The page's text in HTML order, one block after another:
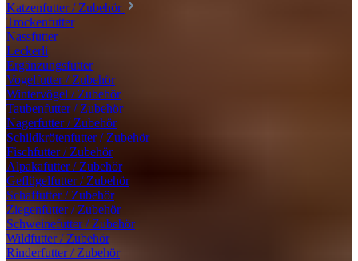
Katzenfutter / Zubehör
Trockenfutter
Nassfutter
Leckerli
Ergänzungsfutter
Vogelfutter / Zubehör
Wintervögel / Zubehör
Taubenfutter / Zubehör
Nagerfutter / Zubehör
Schildkrötenfutter / Zubehör
Fischfutter / Zubehör
Alpakafutter / Zubehör
Geflügelfutter / Zubehör
Schaffutter / Zubehör
Ziegenfutter / Zubehör
Schweinefutter / Zubehör
Wildfutter / Zubehör
Rinderfutter / Zubehör